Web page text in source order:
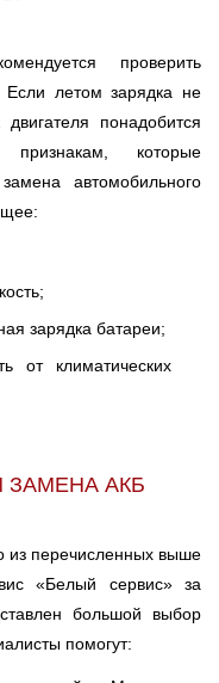
проверить
Если летом зарядка не
понадобится
которые
автомобильного
зарядка батареи;
от климатических
АКБ
из перечисленных выше
«Белый сервис» за
большой выбор
помогут: